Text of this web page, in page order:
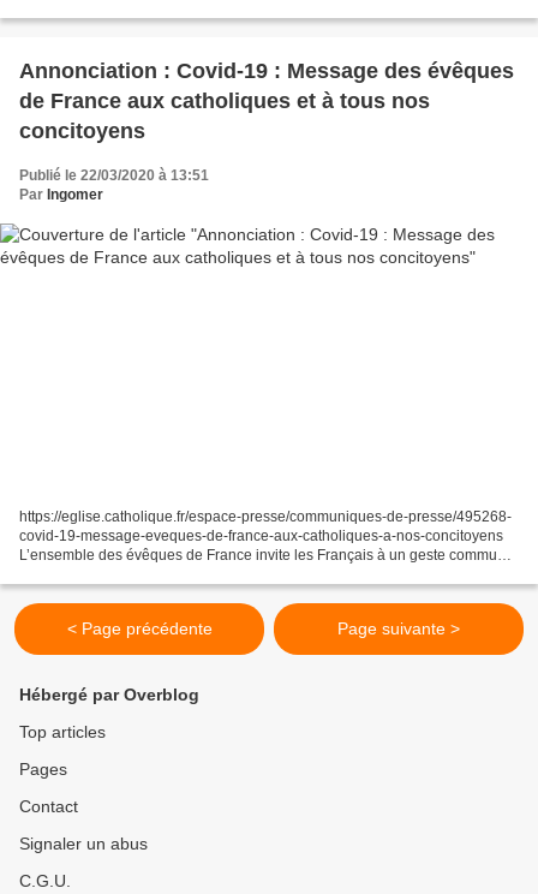
Annonciation : Covid-19 : Message des évêques
de France aux catholiques et à tous nos
concitoyens
Publié le 22/03/2020 à 13:51
Par Ingomer
https://eglise.catholique.fr/espace-presse/communiques-de-presse/495268-
covid-19-message-eveques-de-france-aux-catholiques-a-nos-concitoyens
L’ensemble des évêques de France invite les Français à un geste commun
< Page précédente Page suivante >
Hébergé par Overblog
Top articles
Pages
Contact
Signaler un abus
C.G.U.